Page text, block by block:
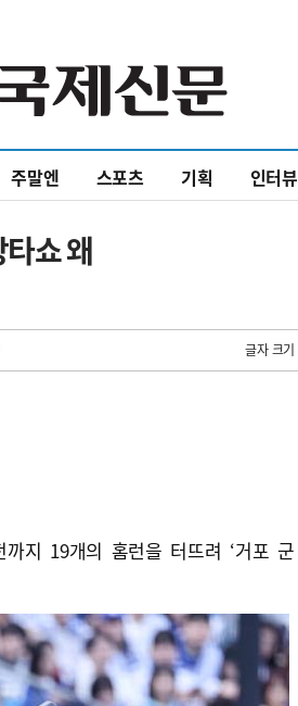
주말엔 스포츠 기획 인터뷰
쇼 왜
글자 크기
지 19개의 홈런을 터뜨려 ‘거포 군